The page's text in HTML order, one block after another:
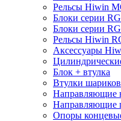
Рельсы Hiwin
Блоки серии
Блоки серии
Рельсы Hiwin
Аксессуары
Блок + втулка
Втулки
Направляющие
Направляющие
Опоры